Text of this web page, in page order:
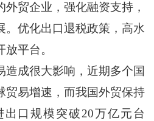
贸企业，强化融资支持，
。优化出口退税政策，高水
平台。
成很大影响，近期多个国
贸易增速，而我国外贸保持
口规模突破20万亿元台